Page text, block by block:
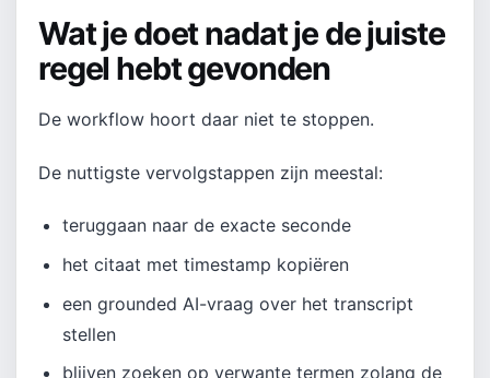
Wat je doet nadat je de juiste
regel hebt gevonden
De workflow hoort daar niet te stoppen.
De nuttigste vervolgstappen zijn meestal:
teruggaan naar de exacte seconde
het citaat met timestamp kopiëren
een grounded AI-vraag over het transcript
stellen
blijven zoeken op verwante termen zolang de